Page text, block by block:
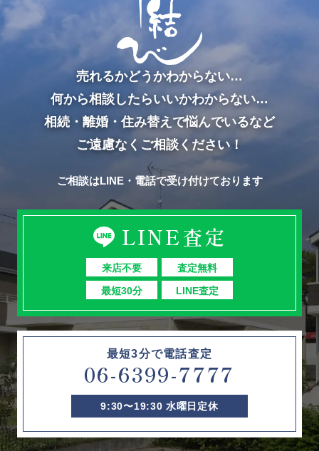
売れるかどうかわからない…
何から相談したらいいかわからない…
相続・離婚・住み替えで悩んでいるなど
ご遠慮なくご相談ください！
ご相談はLINE・電話で受け付けております
LINE査定
来店不要
査定無料
最短30分
LINE査定
最短3分で電話査定
06-6399-7777
9:30〜19:30 水曜日定休